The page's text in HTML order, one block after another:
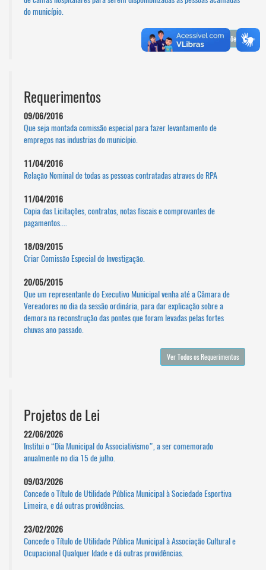
do município.
Ver Todas as Indicações
Requerimentos
09/06/2016
Que seja montada comissão especial para fazer levantamento de
empregos nas industrias do município.
11/04/2016
Relação Nominal de todas as pessoas contratadas atraves de RPA
11/04/2016
Copia das Licitações, contratos, notas fiscais e comprovantes de
pagamentos....
18/09/2015
Criar Comissão Especial de Investigação.
20/05/2015
Que um representante do Executivo Municipal venha até a Câmara de
Vereadores no dia da sessão ordinária, para dar explicação sobre a
demora na reconstrução das pontes que foram levadas pelas fortes
chuvas ano passado.
Ver Todos os Requerimentos
Projetos de Lei
22/06/2026
Institui o “Dia Municipal do Associativismo”, a ser comemorado
anualmente no dia 15 de julho.
09/03/2026
Concede o Título de Utilidade Pública Municipal à Sociedade Esportiva
Limeira, e dá outras providências.
23/02/2026
Concede o Título de Utilidade Pública Municipal à Associação Cultural e
Ocupacional Qualquer Idade e dá outras providências.